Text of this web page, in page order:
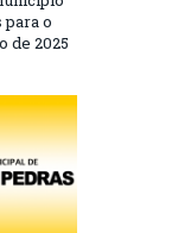
para o
de 2025